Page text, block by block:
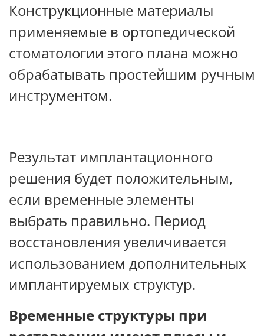
Конструкционные материалы
применяемые в ортопедической
стоматологии этого плана можно
обрабатывать простейшим ручным
инструментом.
Результат имплантационного
решения будет положительным,
если временные элементы
выбрать правильно. Период
восстановления увеличивается
использованием дополнительных
имплантируемых структур.
Временные структуры при